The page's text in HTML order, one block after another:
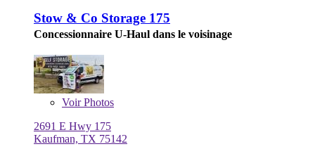
Stow & Co Storage 175
Concessionnaire U-Haul dans le voisinage
VoirPhotos
2691 E Hwy 175
Kaufman, TX 75142